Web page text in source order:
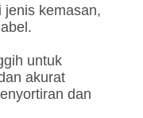
jenis kemasan,
untuk
akurat
dan